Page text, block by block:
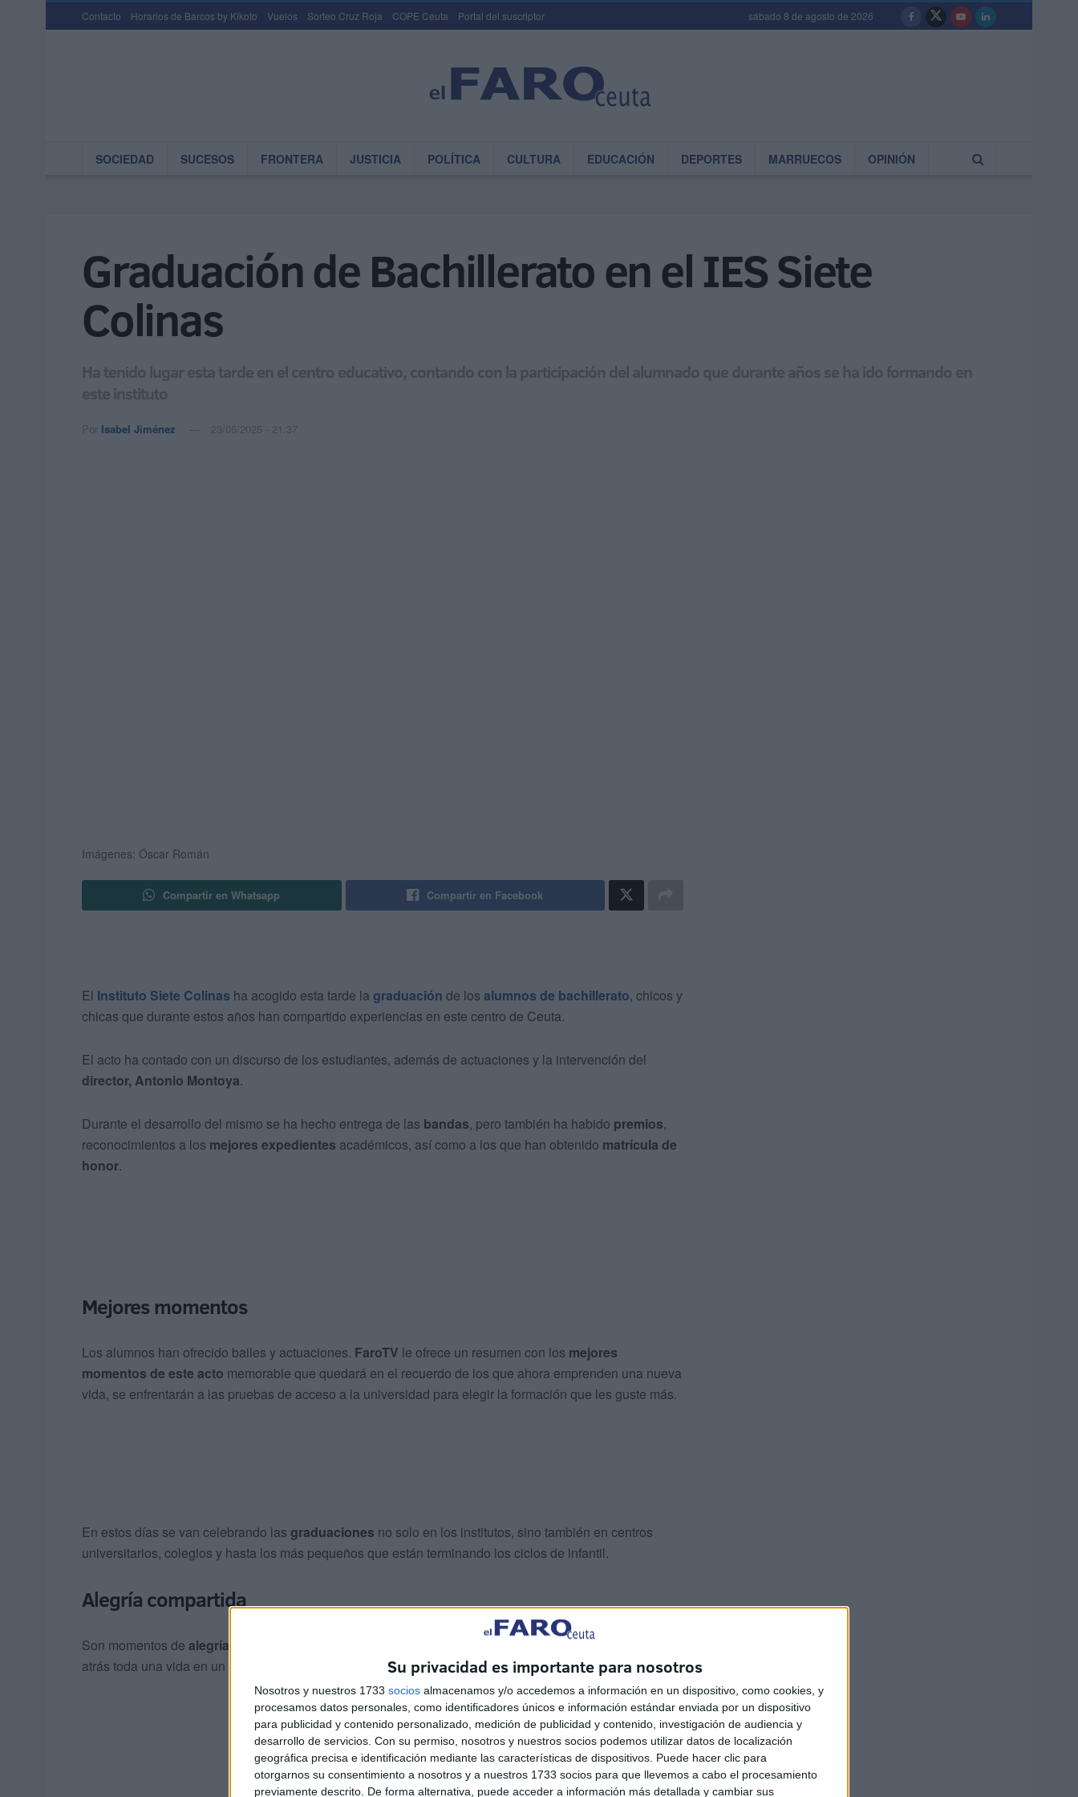
Su privacidad es importante para nosotros
Nosotros y nuestros 1733 socios almacenamos y/o accedemos a información en un dispositivo, como cookies, y
procesamos datos personales, como identificadores únicos e información estándar enviada por un dispositivo
para publicidad y contenido personalizado, medición de publicidad y contenido, investigación de audiencia y
desarrollo de servicios. Con su permiso, nosotros y nuestros socios podemos utilizar datos de localización
geográfica precisa e identificación mediante las características de dispositivos. Puede hacer clic para
otorgarnos su consentimiento a nosotros y a nuestros 1733 socios para que llevemos a cabo el procesamiento
previamente descrito. De forma alternativa, puede acceder a información más detallada y cambiar sus
Contacto Horarios de Barcos by Kikoto Vuelos Sorteo Cruz Roja COPE Ceuta Portal del suscriptor sábado 8 de agosto de 2026
SOCIEDAD SUCESOS FRONTERA JUSTICIA POLÍTICA CULTURA EDUCACIÓN DEPORTES MARRUECOS OPINIÓN
Graduación de Bachillerato en el IES Siete
Colinas
Ha tenido lugar esta tarde en el centro educativo, contando con la participación del alumnado que durante años se ha ido formando en
este instituto
Por Isabel Jiménez 23/05/2025 - 21:37
Imágenes: Óscar Román
Compartir en Whatsapp Compartir en Facebook
El Instituto Siete Colinas ha acogido esta tarde la graduación de los alumnos de bachillerato, chicos y
chicas que durante estos años han compartido experiencias en este centro de Ceuta.
El acto ha contado con un discurso de los estudiantes, además de actuaciones y la intervención del
director, Antonio Montoya.
Durante el desarrollo del mismo se ha hecho entrega de las bandas, pero también ha habido premios,
reconocimientos a los mejores expedientes académicos, así como a los que han obtenido matrícula de
honor.
Mejores momentos
Los alumnos han ofrecido bailes y actuaciones. FaroTV le ofrece un resumen con los mejores
momentos de este acto memorable que quedará en el recuerdo de los que ahora emprenden una nueva
vida, se enfrentarán a las pruebas de acceso a la universidad para elegir la formación que les guste más.
En estos días se van celebrando las graduaciones no solo en los institutos, sino también en centros
universitarios, colegios y hasta los más pequeños que están terminando los ciclos de infantil.
Alegría compartida
Son momentos de alegría compartida
, en muchos casos también de pena porque estos alumnos dejan
atrás toda una vida en un centro en el que han compartido experiencias con los profesores.